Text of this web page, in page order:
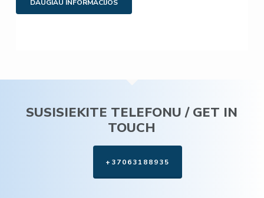
DAUGIAU INFORMACIJOS
SUSISIEKITE TELEFONU / GET IN
TOUCH
+37063188935